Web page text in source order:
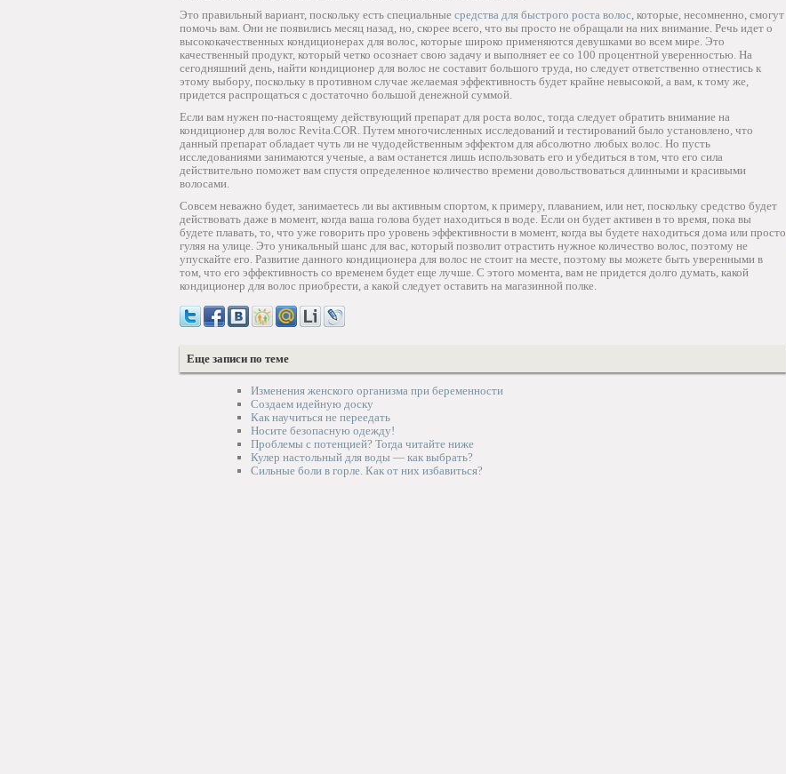
Это правильный вариант, поскольку есть специальные средства для быстрого роста волос, которые, несомненно, смогут
помочь вам. Они не появились месяц назад, но, скорее всего, что вы просто не обращали на них внимание. Речь идет о
высококачественных кондиционерах для волос, которые широко применяются девушками во всем мире. Это
качественный продукт, который четко осознает свою задачу и выполняет ее со 100 процентной уверенностью. На
сегодняшний день, найти кондиционер для волос не составит большого труда, но следует ответственно отнестись к
этому выбору, поскольку в противном случае желаемая эффективность будет крайне невысокой, а вам, к тому же,
придется распрощаться с достаточно большой денежной суммой.
Если вам нужен по-настоящему действующий препарат для роста волос, тогда следует обратить внимание на
кондиционер для волос Revita.COR. Путем многочисленных исследований и тестирований было установлено, что
данный препарат обладает чуть ли не чудодейственным эффектом для абсолютно любых волос. Но пусть
исследованиями занимаются ученые, а вам останется лишь использовать его и убедиться в том, что его сила
действительно поможет вам спустя определенное количество времени довольствоваться длинными и красивыми
волосами.
Совсем неважно будет, занимаетесь ли вы активным спортом, к примеру, плаванием, или нет, поскольку средство будет
действовать даже в момент, когда ваша голова будет находиться в воде. Если он будет активен в то время, пока вы
будете плавать, то, что уже говорить про уровень эффективности в момент, когда вы будете находиться дома или просто
гуляя на улице. Это уникальный шанс для вас, который позволит отрастить нужное количество волос, поэтому не
упускайте его. Развитие данного кондиционера для волос не стоит на месте, поэтому вы можете быть уверенными в
том, что его эффективность со временем будет еще лучше. С этого момента, вам не придется долго думать, какой
кондиционер для волос приобрести, а какой следует оставить на магазинной полке.
Еще записи по теме
Изменения женского организма при беременности
Создаем идейную доску
Как научиться не переедать
Носите безопасную одежду!
Проблемы с потенцией? Тогда читайте ниже
Кулер настольный для воды — как выбрать?
Сильные боли в горле. Как от них избавиться?